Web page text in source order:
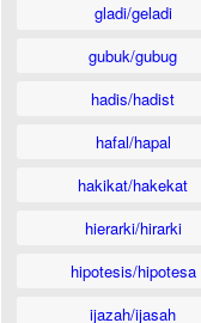
gladi/geladi
gubuk/gubug
hadis/hadist
hafal/hapal
hakikat/hakekat
hierarki/hirarki
hipotesis/hipotesa
ijazah/ijasah